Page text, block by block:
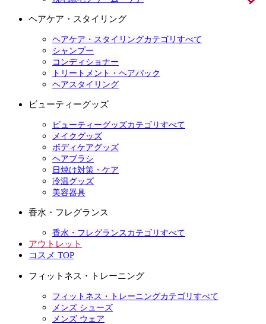
ヘアケア・スタイリング
ヘアケア・スタイリングカテゴリすべて
シャンプー
コンディショナー
トリートメント・ヘアパック
ヘアスタイリング
ビューティーグッズ
ビューティーグッズカテゴリすべて
メイクグッズ
ボディケアグッズ
ヘアブラシ
日焼け対策・ケア
冷温グッズ
美容器具
香水・フレグランス
香水・フレグランスカテゴリすべて
アウトレット
コスメ TOP
フィットネス・トレーニング
フィットネス・トレーニングカテゴリすべて
メンズ シューズ
メンズ ウェア